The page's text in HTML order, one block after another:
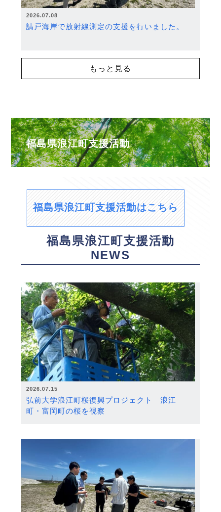
2026.07.08
請戸海岸で放射線測定の支援を行いました。
もっと見る
福島県浪江町支援活動
福島県浪江町支援活動はこちら
福島県浪江町支援活動
NEWS
2026.07.15
弘前大学浪江町桜復興プロジェクト 浪江
町・富岡町の桜を視察